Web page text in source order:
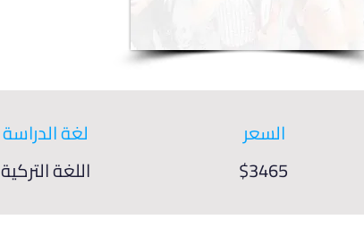
لغة الدراسة
اللغة التركية
السعر
$3465